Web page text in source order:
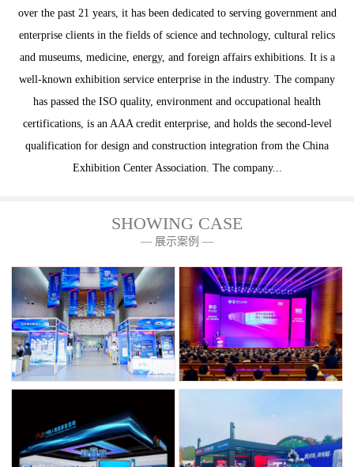
over the past 21 years, it has been dedicated to serving government and
enterprise clients in the fields of science and technology, cultural relics
and museums, medicine, energy, and foreign affairs exhibitions. It is a
well-known exhibition service enterprise in the industry. The company
has passed the ISO quality, environment and occupational health
certifications, is an AAA credit enterprise, and holds the second-level
qualification for design and construction integration from the China
Exhibition Center Association. The company...
SHOWING CASE
— 展示案例 —